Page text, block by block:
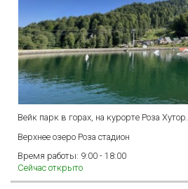
Вейк парк в горах, на курорте Роза Хутор.
Верхнее озеро Роза стадион
Время работы: 9:00 - 18:00
Сейчас открыто